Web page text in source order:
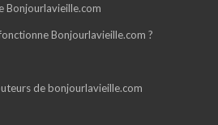
Bonjourlavieille.com
Bonjourlavieille.com ?
de bonjourlavieille.com